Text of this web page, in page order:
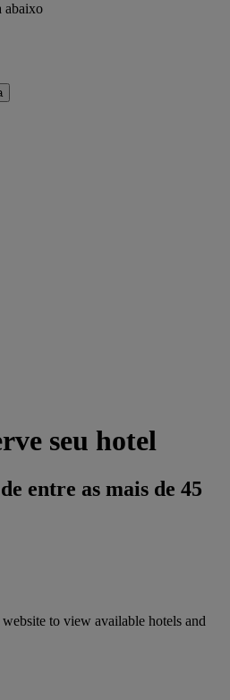
abaixo
seu hotel
entre as mais de 45
to view available hotels and